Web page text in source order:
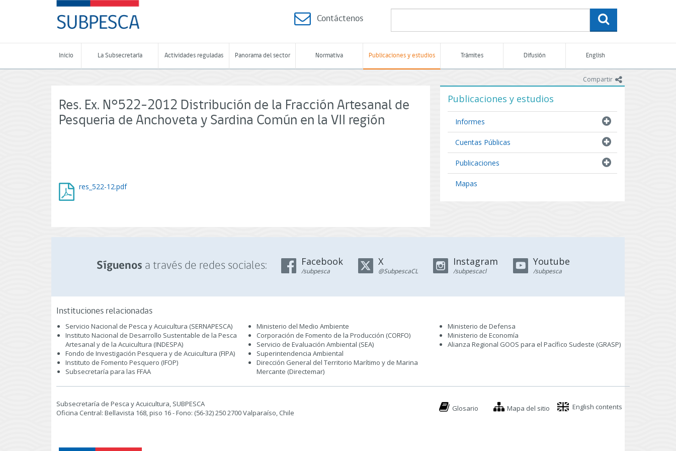
-
Subsecretaría
de
Pesca
Acuicultura
de
Chile
Contáctenos
Inicio La Subsecretaría Actividades reguladas Panorama del sector Normativa Publicaciones y estudios Trámites Difusión English
Compartir icono
Res. Ex. N°522-2012 Distribución de la Fracción Artesanal de
Pesqueria de Anchoveta y Sardina Común en la VII región
res_522-12.pdf
Publicaciones y estudios
Informes
Cuentas Públicas
Publicaciones
Mapas
Síguenos a través de redes sociales: Facebook
/subpesca
X
@SubpescaCL
Instagram
/subpescacl
Youtube
/subpesca
Instituciones relacionadas
Servicio Nacional de Pesca y Acuicultura (SERNAPESCA)
Instituto Nacional de Desarrollo Sustentable de la Pesca
Artesanal y de la Acuicultura (INDESPA)
Fondo de Investigación Pesquera y de Acuicultura (FIPA)
Instituto de Fomento Pesquero (IFOP)
Subsecretaría para las FFAA
Ministerio del Medio Ambiente
Corporación de Fomento de la Producción (CORFO)
Servicio de Evaluación Ambiental (SEA)
Superintendencia Ambiental
Dirección General del Territorio Marítimo y de Marina
Mercante (Directemar)
Ministerio de Defensa
Ministerio de Economía
Alianza Regional GOOS para el Pacífico Sudeste (GRASP)
Subsecretaría de Pesca y Acuicultura, SUBPESCA
Oficina Central: Bellavista 168, piso 16 - Fono: (56-32) 250 2700 Valparaíso, Chile
Glosario Mapa del sitio English contents